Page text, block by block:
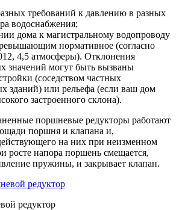
требований к давлению в разных
водоснабжения;
дома к магистральному водопроводу
нормативное (согласно
4,5 атмосферы). Отклонения
значений могут быть вызваны
(соседством частных
зданий) или рельефа (если ваш дом
застроенного склона).
поршневые редукторы работают
поршня и клапана и,
на них при неизменном
росте напора поршень смещается,
пружины, и закрывает клапан.
редуктор